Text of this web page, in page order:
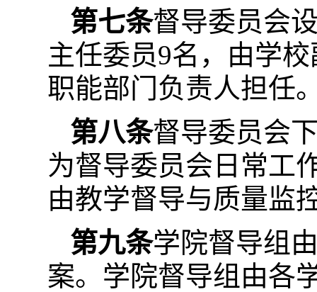
第七条督导委员会
主任委员9名，由学
职能部门负责人担任
第八条督导委员会
为督导委员会日常工
由教学督导与质量监
第九条学院督导组
案。学院督导组由各